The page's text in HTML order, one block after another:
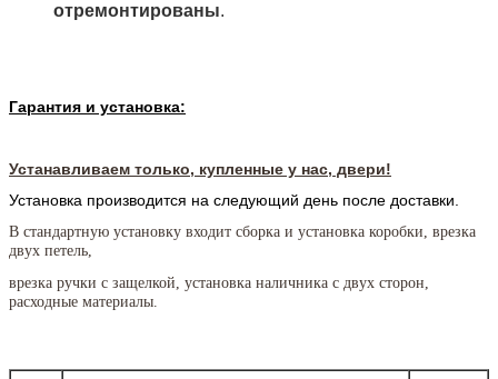
отремонтированы.
Гарантия и установка:
Устанавливаем только, купленные у нас, двери!
Установка производится на следующий день после доставки.
В стандартную установку входит сборка и установка коробки, врезка
двух петель,
врезка ручки с защелкой, установка наличника с двух сторон,
расходные материалы.